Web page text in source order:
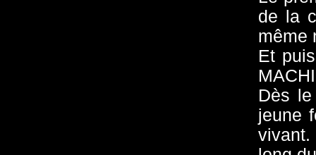
de la
même
Et
Dès
jeune